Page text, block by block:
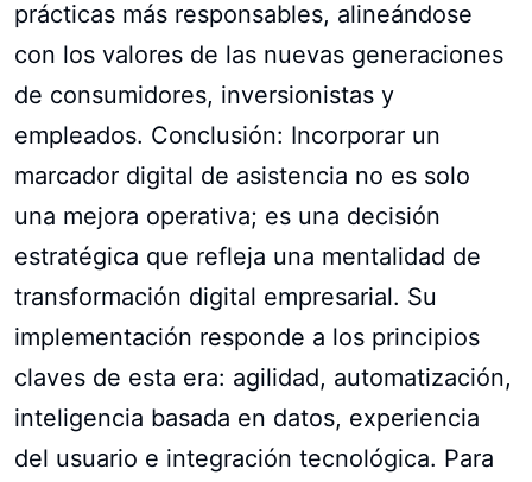
prácticas más responsables, alineándose
con los valores de las nuevas generaciones
de consumidores, inversionistas y
empleados. Conclusión: Incorporar un
marcador digital de asistencia no es solo
una mejora operativa; es una decisión
estratégica que refleja una mentalidad de
transformación digital empresarial. Su
implementación responde a los principios
claves de esta era: agilidad, automatización,
inteligencia basada en datos, experiencia
del usuario e integración tecnológica. Para